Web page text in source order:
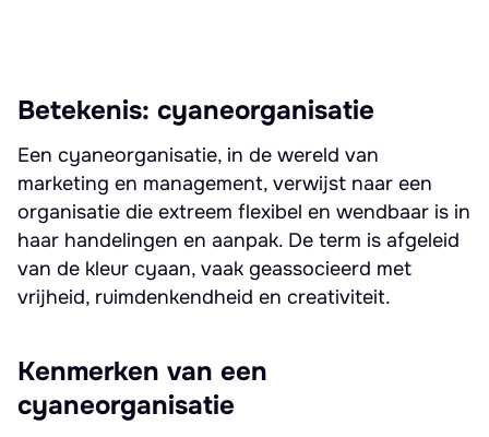
Betekenis: cyaneorganisatie
Een cyaneorganisatie, in de wereld van
marketing en management, verwijst naar een
organisatie die extreem flexibel en wendbaar is in
haar handelingen en aanpak. De term is afgeleid
van de kleur cyaan, vaak geassocieerd met
vrijheid, ruimdenkendheid en creativiteit.
Kenmerken van een
cyaneorganisatie